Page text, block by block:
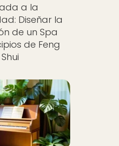
a la
Diseñar la
de un Spa
de Feng
Shui